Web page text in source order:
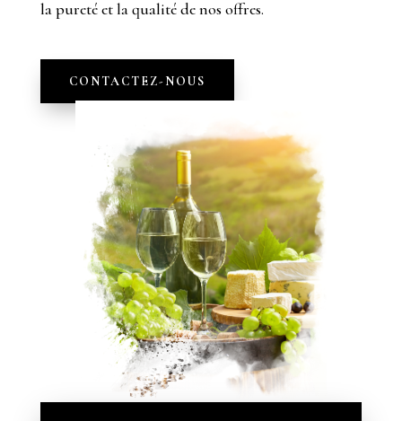
la pureté et la qualité de nos offres.
CONTACTEZ-NOUS